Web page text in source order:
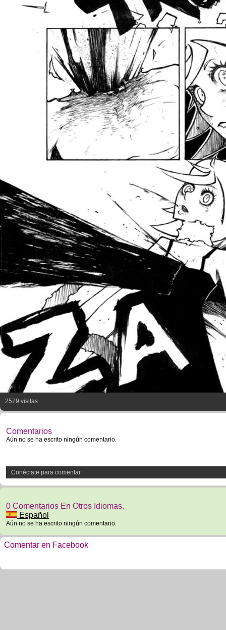
2579 visitas
Comentarios
Aún no se ha escrito ningún comentario.
Conéctate para comentar
0 Comentarios En Otros Idiomas.
Español
Aún no se ha escrito ningún comentario.
Comentar en Facebook